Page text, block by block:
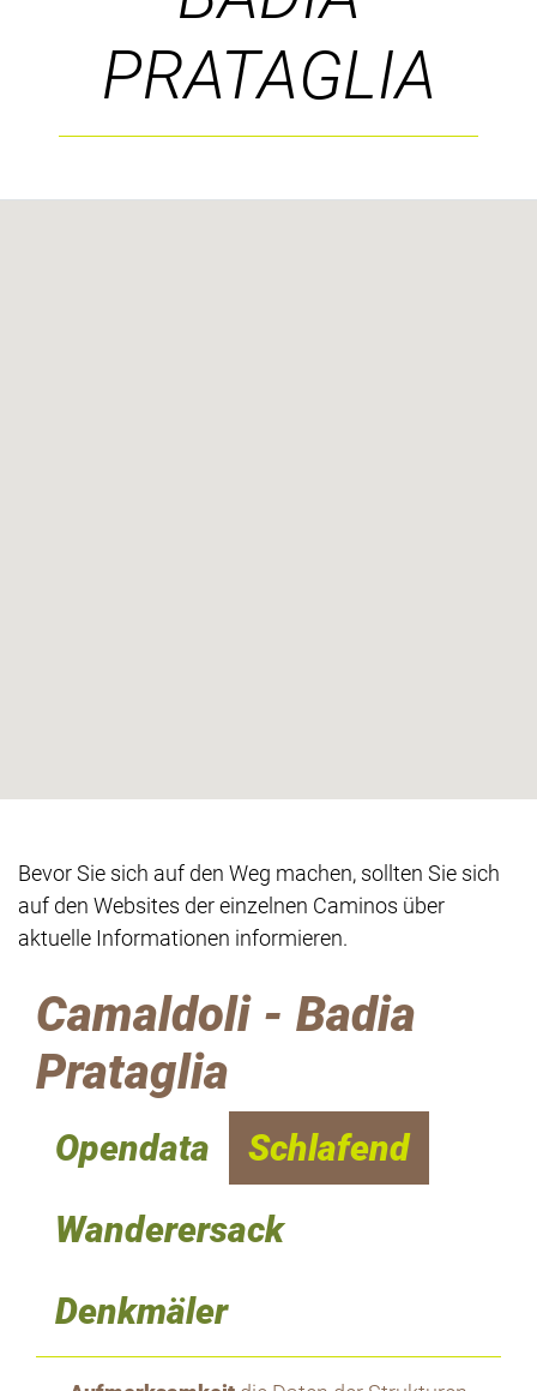
PRATAGLIA
Bevor Sie sich auf den Weg machen, sollten Sie sich
auf den Websites der einzelnen Caminos über
aktuelle Informationen informieren.
Camaldoli - Badia
Prataglia
Opendata
Schlafend
Wanderersack
Denkmäler